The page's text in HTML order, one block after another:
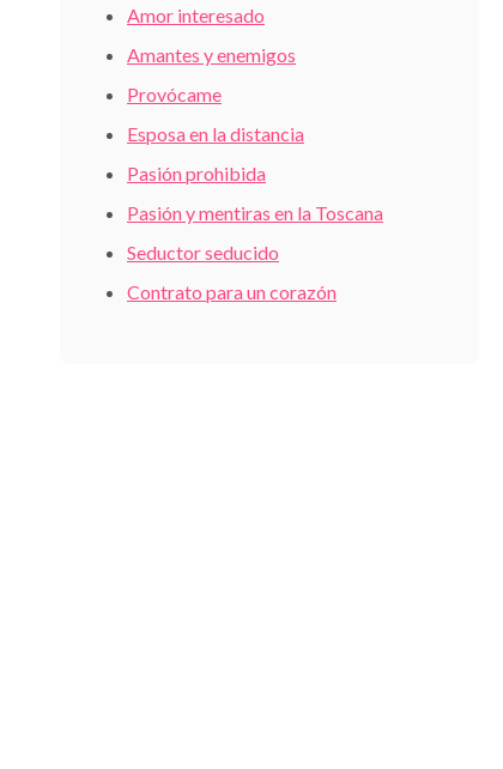
Amor interesado
Amantes y enemigos
Provócame
Esposa en la distancia
Pasión prohibida
Pasión y mentiras en la Toscana
Seductor seducido
Contrato para un corazón